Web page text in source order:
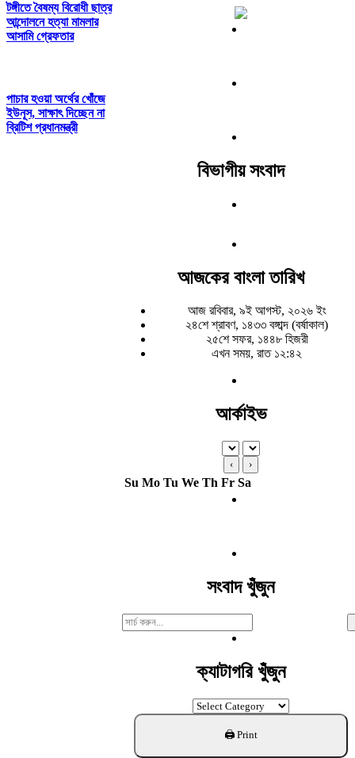
টঙ্গীতে বৈষম্য বিরোধী ছাত্র
আন্দোলনে হত্যা মামলার
আসামি গ্রেফতার
পাচার হওয়া অর্থের খোঁজে
ইউনূস, সাক্ষাৎ দিচ্ছেন না
ব্রিটিশ প্রধানমন্ত্রী
বিভাগীয় সংবাদ
আজকের বাংলা তারিখ
আজ রবিবার, ৯ই আগস্ট, ২০২৬ ইং
২৪শে শ্রাবণ, ১৪৩৩ বঙ্গাব্দ (বর্ষাকাল)
২৫শে সফর, ১৪৪৮ হিজরী
এখন সময়, রাত ১২:৪২
আর্কাইভ
‹ ›
Su Mo Tu We Th Fr Sa
সংবাদ খুঁজুন
Search
For:
ক্যাটাগরি খুঁজুন
ক্যাটাগরি
খুঁজুন